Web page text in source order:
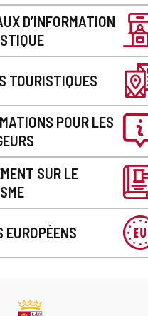
D’INFORMATION
TOURISTIQUES
POUR LES
SUR LE
EUROPÉENS